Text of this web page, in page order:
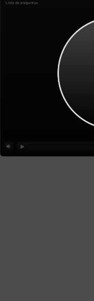
Lista de preguntas